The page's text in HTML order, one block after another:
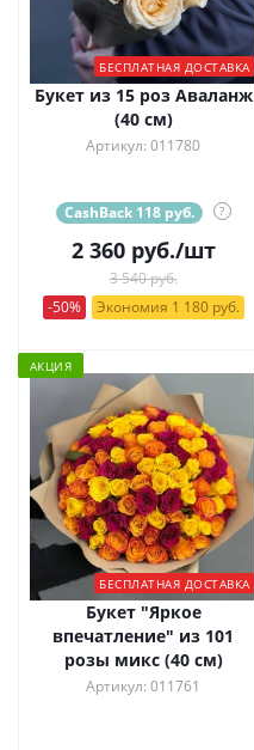
БЕСПЛАТНАЯ ДОСТАВКА
Букет из 15 роз Аваланж
(40 см)
Артикул: 011780
CashBack 118 руб. ?
2 360руб./шт
3 540 руб.
-50%
Экономия 1 180 руб.
АКЦИЯ
БЕСПЛАТНАЯ ДОСТАВКА
Букет "Яркое
впечатление" из 101
розы микс (40 см)
Артикул: 011761